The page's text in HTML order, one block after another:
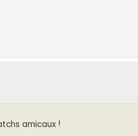
amicaux !